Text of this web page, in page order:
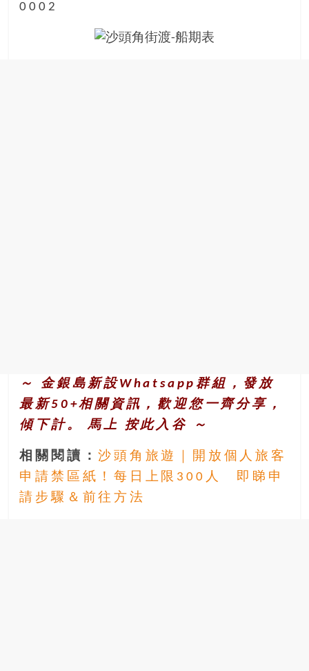
0002
～ 金銀島新設Whatsapp群組，發放
最新50+相關資訊，歡迎您一齊分享，
傾下計。 馬上 按此入谷 ～
相關閱讀：沙頭角旅遊｜開放個人旅客
申請禁區紙！每日上限300人 即睇申
請步驟＆前往方法